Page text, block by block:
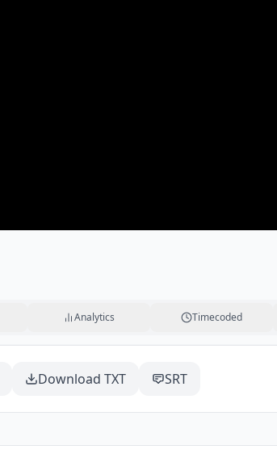
Analytics Timecoded
Download TXT SRT